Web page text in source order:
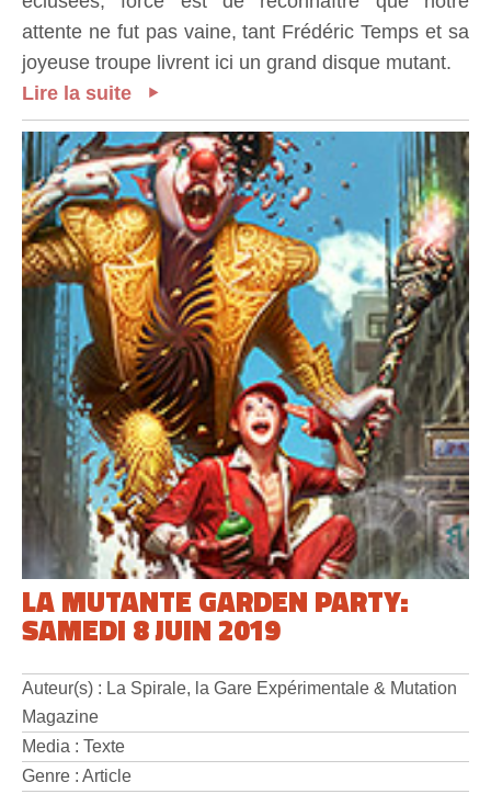
attente ne fut pas vaine, tant Frédéric Temps et sa
joyeuse troupe livrent ici un grand disque mutant.
Lire la suite
LA MUTANTE GARDEN PARTY:
SAMEDI 8 JUIN 2019
Auteur(s) : La Spirale, la Gare Expérimentale & Mutation
Magazine
Media : Texte
Genre : Article